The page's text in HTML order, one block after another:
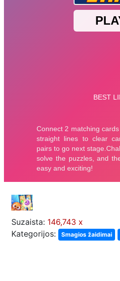
Suzaista: 146,743 x
Kategorijos:
Smagios žaidimai